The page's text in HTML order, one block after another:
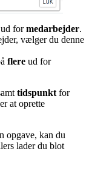
ud formedarbejder.
vælger du denne
flere ud for
tidspunkt for
at oprette
opgave, kan du
lader du blot